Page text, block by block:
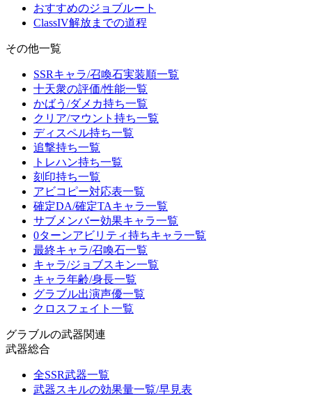
おすすめのジョブルート
ClassIV解放までの道程
その他一覧
SSRキャラ/召喚石実装順一覧
十天衆の評価/性能一覧
かばう/ダメカ持ち一覧
クリア/マウント持ち一覧
ディスペル持ち一覧
追撃持ち一覧
トレハン持ち一覧
刻印持ち一覧
アビコピー対応表一覧
確定DA/確定TAキャラ一覧
サブメンバー効果キャラ一覧
0ターンアビリティ持ちキャラ一覧
最終キャラ/召喚石一覧
キャラ/ジョブスキン一覧
キャラ年齢/身長一覧
グラブル出演声優一覧
クロスフェイト一覧
グラブルの武器関連
武器総合
全SSR武器一覧
武器スキルの効果量一覧/早見表